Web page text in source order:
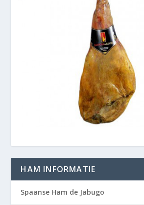
HAM INFORMATIE
Spaanse Ham de Jabugo